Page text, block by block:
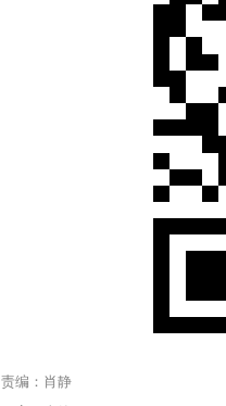
责编：肖静